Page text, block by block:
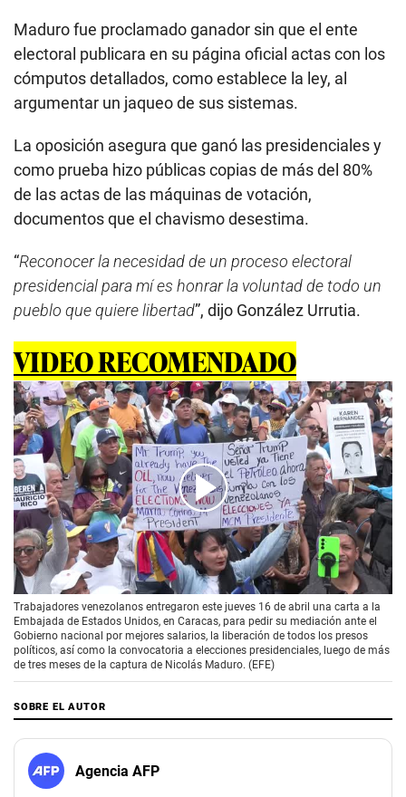
Maduro fue proclamado ganador sin que el ente
electoral publicara en su página oficial actas con los
cómputos detallados, como establece la ley, al
argumentar un jaqueo de sus sistemas.
La oposición asegura que ganó las presidenciales y
como prueba hizo públicas copias de más del 80%
de las actas de las máquinas de votación,
documentos que el chavismo desestima.
“Reconocer la necesidad de un proceso electoral
presidencial para mí es honrar la voluntad de todo un
pueblo que quiere libertad”, dijo González Urrutia.
VIDEO RECOMENDADO
00:00 01:41
Trabajadores venezolanos entregaron este jueves 16 de abril una carta a la
Embajada de Estados Unidos, en Caracas, para pedir su mediación ante el
Gobierno nacional por mejores salarios, la liberación de todos los presos
políticos, así como la convocatoria a elecciones presidenciales, luego de más
de tres meses de la captura de Nicolás Maduro. (EFE)
SOBRE EL AUTOR
Agencia AFP